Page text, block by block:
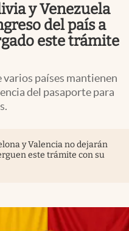
y Venezuela
del país a
este trámite
países mantienen
del pasaporte para
y Valencia no dejarán
este trámite con su